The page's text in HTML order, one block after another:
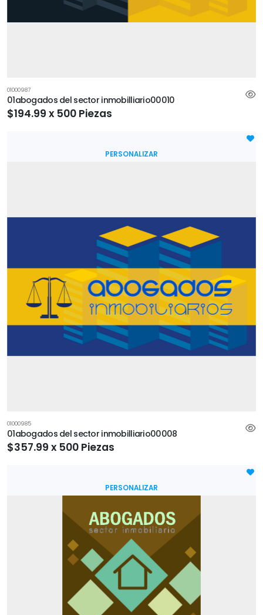
01000987
01abogados del sector inmobilliario00010
$194.99 x 500 Piezas
PERSONALIZAR
01000985
01abogados del sector inmobilliario00008
$357.99 x 500 Piezas
PERSONALIZAR